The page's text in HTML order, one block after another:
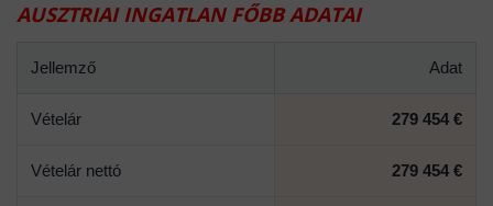
AUSZTRIAI INGATLAN FŐBB ADATAI
Jellemző Adat
Vételár 279 454 €
Vételár nettó 279 454 €